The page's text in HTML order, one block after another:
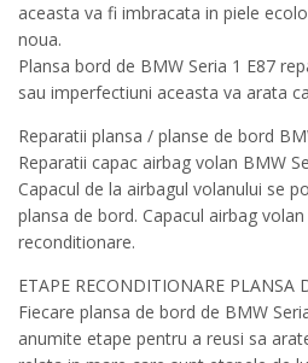
aceasta va fi imbracata in piele
noua.
Plansa bord de BMW Seria 1 E87
sau imperfectiuni aceasta va arata
Reparatii plansa / planse de bord
Reparatii capac airbag volan BMW
Capacul de la airbagul volanului se
plansa de bord. Capacul airbag
reconditionare.
ETAPE RECONDITIONARE
Fiecare plansa de bord de BMW
anumite etape pentru a reusi sa